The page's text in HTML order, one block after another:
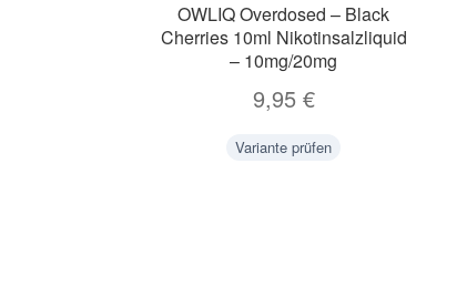
OWLIQ Overdosed – Black
Cherries 10ml Nikotinsalzliquid
– 10mg/20mg
9,95 €
Variante prüfen